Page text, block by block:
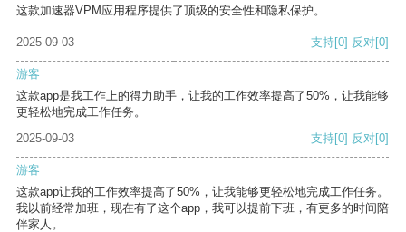
这款加速器VPM应用程序提供了顶级的安全性和隐私保护。
2025-09-03 支持[0] 反对[0]
游客
这款app是我工作上的得力助手，让我的工作效率提高了50%，让我能够
更轻松地完成工作任务。
2025-09-03
支持[0] 反对[0]
游客
这款app让我的工作效率提高了50%，让我能够更轻松地完成工作任务。
我以前经常加班，现在有了这个app，我可以提前下班，有更多的时间陪
伴家人。